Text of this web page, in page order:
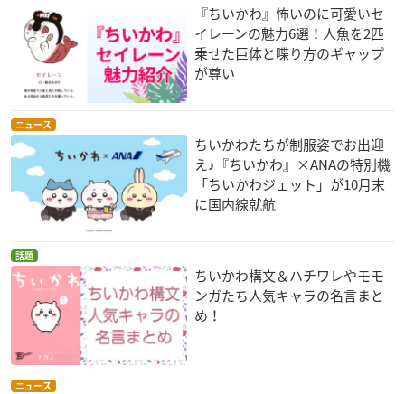
『ちいかわ』怖いのに可愛いセ
イレーンの魅力6選！人魚を2匹
乗せた巨体と喋り方のギャップ
が尊い
ニュース
ちいかわたちが制服姿でお出迎
え♪『ちいかわ』×ANAの特別機
「ちいかわジェット」が10月末
に国内線就航
話題
ちいかわ構文＆ハチワレやモモ
ンガたち人気キャラの名言まと
め！
ニュース